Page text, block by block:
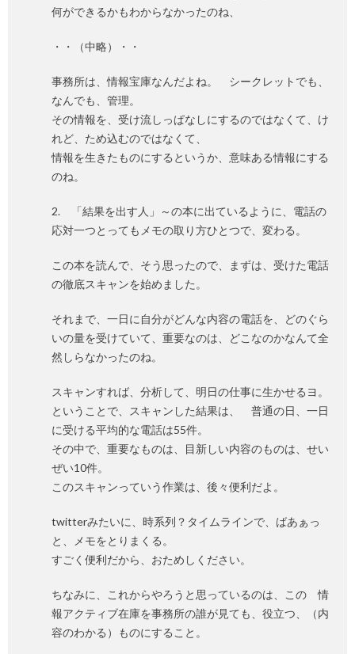
何ができるかもわからなかったのね、
・・（中略）・・
事務所は、情報宝庫なんだよね。 シークレットでも、
なんでも、管理。
その情報を、受け流しっぱなしにするのではなくて、け
れど、ため込むのではなくて、
情報を生きたものにするというか、意味ある情報にする
のね。
2. 「結果を出す人」～の本に出ているように、電話の
応対一つとってもメモの取り方ひとつで、変わる。
この本を読んで、そう思ったので、まずは、受けた電話
の徹底スキャンを始めました。
それまで、一日に自分がどんな内容の電話を、どのぐら
いの量を受けていて、重要なのは、どこなのかなんて全
然しらなかったのね。
スキャンすれば、分析して、明日の仕事に生かせるヨ。
ということで、スキャンした結果は、 普通の日、一日
に受ける平均的な電話は55件。
その中で、重要なものは、目新しい内容のものは、せい
ぜい10件。
このスキャンっていう作業は、後々便利だよ。
twitterみたいに、時系列？タイムラインで、ばあぁっ
と、メモをとりまくる。
すごく便利だから、おためしください。
ちなみに、これからやろうと思っているのは、この 情
報アクティブ在庫を事務所の誰が見ても、役立つ、（内
容のわかる）ものにすること。